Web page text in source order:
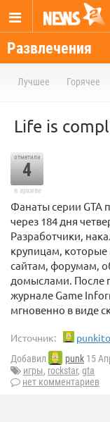
Развлечения
Лучшее Горячее
Life is
отметили
4
в архиве
Фанаты серии GTA
через 184 дня
Разработчики,
крупицам,
сайтам, форумам,
домыслами. После
журнале Game
мгновенно в виде
Источник:
Добавил punk 15
игры, rockstar, gta
нет комментариев